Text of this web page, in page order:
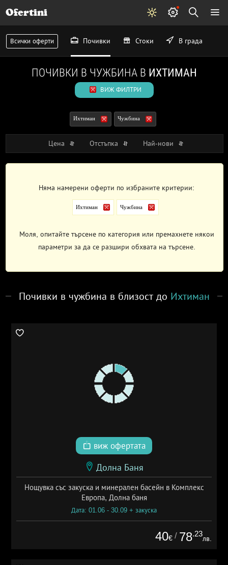
Ofertini
Всички оферти Почивки Стоки В града
ПОЧИВКИ В ЧУЖБИНА В ИХТИМАН
ВИЖ ФИЛТРИ
Ихтиман Чужбина
Цена Отстъпка Най-нови
Няма намерени оферти по избраните критерии:
Ихтиман Чужбина
Моля, опитайте търсене по категория или премахнете някои
параметри за да се разшири обхвата на търсене.
Почивки в чужбина в близост до Ихтиман
виж офертата
Долна Баня
Нощувка със закуска и минерален басейн в Комплекс
Европа, Долна баня
Дата: 01.06 - 30.09 + закуска
40€ / 78.23
лв.